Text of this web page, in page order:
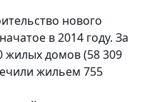
нового
в 2014 году. За
жилых домов (58 309
жильем 755